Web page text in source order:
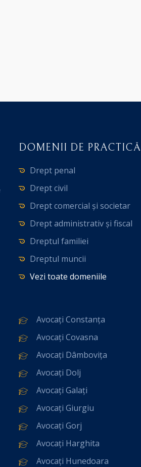
DOMENII DE PRACTICĂ
Drept penal
Drept civil
Drept comercial și societar
Drept administrativ și fiscal
Dreptul familiei
Dreptul muncii
Vezi toate domeniile
Avocați Constanța
Avocați Covasna
Avocați Dâmbovița
Avocați Dolj
Avocați Galați
Avocați Giurgiu
Avocați Gorj
Avocați Harghita
Avocați Hunedoara